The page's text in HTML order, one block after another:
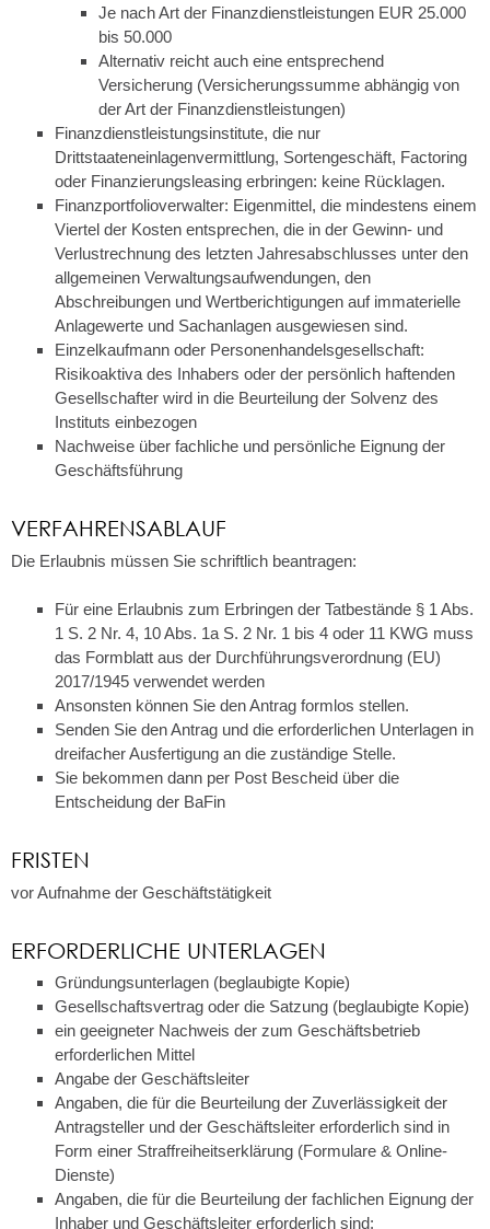
Je nach Art der Finanzdienstleistungen EUR 25.000
bis 50.000
Alternativ reicht auch eine entsprechend
Versicherung (Versicherungssumme abhängig von
der Art der Finanzdienstleistungen)
Finanzdienstleistungsinstitute, die nur
Drittstaateneinlagenvermittlung, Sortengeschäft, Factoring
oder Finanzierungsleasing erbringen: keine Rücklagen.
Finanzportfolioverwalter: Eigenmittel, die mindestens einem
Viertel der Kosten entsprechen, die in der Gewinn- und
Verlustrechnung des letzten Jahresabschlusses unter den
allgemeinen Verwaltungsaufwendungen, den
Abschreibungen und Wertberichtigungen auf immaterielle
Anlagewerte und Sachanlagen ausgewiesen sind.
Einzelkaufmann oder Personenhandelsgesellschaft:
Risikoaktiva des Inhabers oder der persönlich haftenden
Gesellschafter wird in die Beurteilung der Solvenz des
Instituts einbezogen
Nachweise über fachliche und persönliche Eignung der
Geschäftsführung
VERFAHRENSABLAUF
Die Erlaubnis müssen Sie schriftlich beantragen:
Für eine Erlaubnis zum Erbringen der Tatbestände § 1 Abs.
1 S. 2 Nr. 4, 10 Abs. 1a S. 2 Nr. 1 bis 4 oder 11 KWG muss
das Formblatt aus der Durchführungsverordnung (EU)
2017/1945 verwendet werden
Ansonsten können Sie den Antrag formlos stellen.
Senden Sie den Antrag und die erforderlichen Unterlagen in
dreifacher Ausfertigung an die zuständige Stelle.
Sie bekommen dann per Post Bescheid über die
Entscheidung der BaFin
FRISTEN
vor Aufnahme der Geschäftstätigkeit
ERFORDERLICHE UNTERLAGEN
Gründungsunterlagen (beglaubigte Kopie)
Gesellschaftsvertrag oder die Satzung (beglaubigte Kopie)
ein geeigneter Nachweis der zum Geschäftsbetrieb
erforderlichen Mittel
Angabe der Geschäftsleiter
Angaben, die für die Beurteilung der Zuverlässigkeit der
Antragsteller und der Geschäftsleiter erforderlich sind in
Form einer Straffreiheitserklärung (Formulare & Online-
Dienste)
Angaben, die für die Beurteilung der fachlichen Eignung der
Inhaber und Geschäftsleiter erforderlich sind: